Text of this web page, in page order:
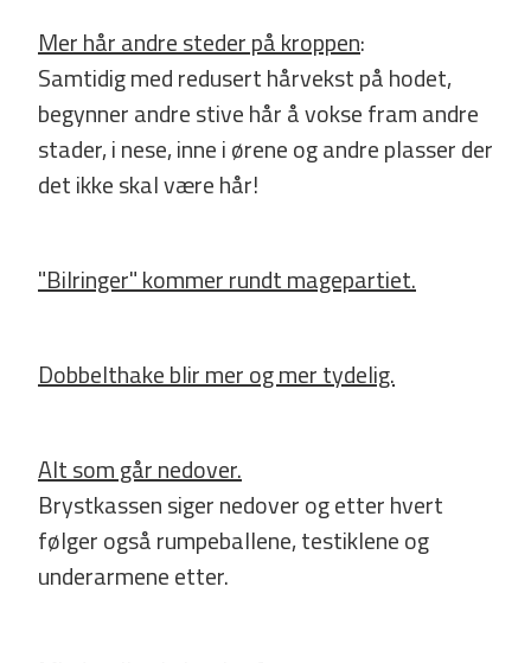
Mer hår andre steder på kroppen:
Samtidig med redusert hårvekst på hodet,
begynner andre stive hår å vokse fram andre
stader, i nese, inne i ørene og andre plasser der
det ikke skal være hår!
"Bilringer" kommer rundt magepartiet.
Dobbelthake blir mer og mer tydelig.
Alt som går nedover.
Brystkassen siger nedover og etter hvert
følger også rumpeballene, testiklene og
underarmene etter.